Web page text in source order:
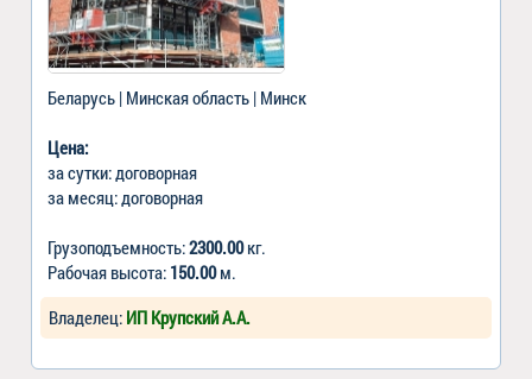
Беларусь | Минская область | Минск
Цена:
за сутки: договорная
за месяц: договорная
Грузоподъемность:2300.00кг.
Рабочая высота: 150.00м.
Владелец: ИП Крупский А.А.